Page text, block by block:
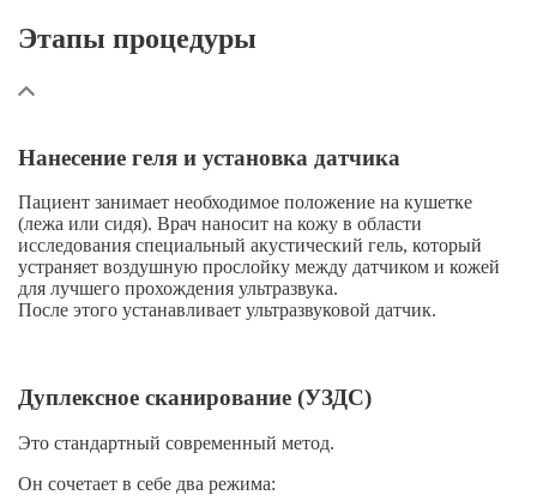
Этапы процедуры
Нанесение геля и установка датчика
Пациент занимает необходимое положение на кушетке
(лежа или сидя). Врач наносит на кожу в области
исследования специальный акустический гель, который
устраняет воздушную прослойку между датчиком и кожей
для лучшего прохождения ультразвука.
После этого устанавливает ультразвуковой датчик.
Дуплексное сканирование (УЗДС)
Это стандартный современный метод.
Он сочетает в себе два режима: